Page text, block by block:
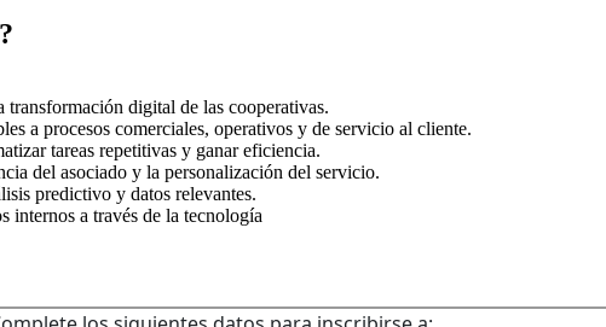
digital de las cooperativas.
a procesos comerciales, operativos y de servicio al cliente.
tareas repetitivas y ganar eficiencia.
del asociado y la personalización del servicio.
predictivo y datos relevantes.
internos a través de la tecnología